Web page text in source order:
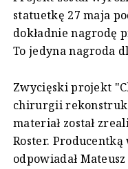
statuetkę 27 maja
dokładnie nagrodę
To jedyna nagroda
Zwycięski projekt
chirurgii
materiał został
Roster.
odpowiadał